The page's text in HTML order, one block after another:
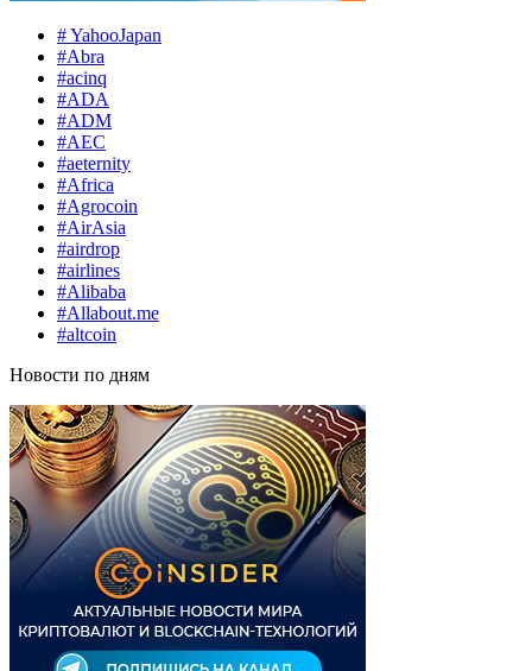
# YahooJapan
#Abra
#acinq
#ADA
#ADM
#AEC
#aeternity
#Africa
#Agrocoin
#AirAsia
#airdrop
#airlines
#Alibaba
#Allabout.me
#altcoin
Новости по дням